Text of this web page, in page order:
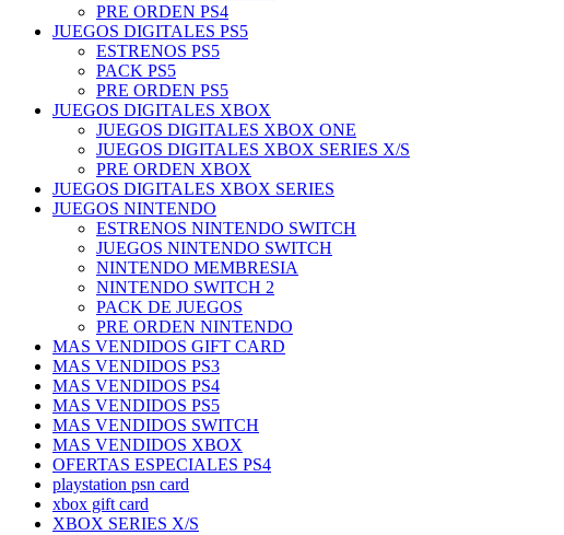
PRE ORDEN PS4
JUEGOS DIGITALES PS5
ESTRENOS PS5
PACK PS5
PRE ORDEN PS5
JUEGOS DIGITALES XBOX
JUEGOS DIGITALES XBOX ONE
JUEGOS DIGITALES XBOX SERIES X/S
PRE ORDEN XBOX
JUEGOS DIGITALES XBOX SERIES
JUEGOS NINTENDO
ESTRENOS NINTENDO SWITCH
JUEGOS NINTENDO SWITCH
NINTENDO MEMBRESIA
NINTENDO SWITCH 2
PACK DE JUEGOS
PRE ORDEN NINTENDO
MAS VENDIDOS GIFT CARD
MAS VENDIDOS PS3
MAS VENDIDOS PS4
MAS VENDIDOS PS5
MAS VENDIDOS SWITCH
MAS VENDIDOS XBOX
OFERTAS ESPECIALES PS4
playstation psn card
xbox gift card
XBOX SERIES X/S